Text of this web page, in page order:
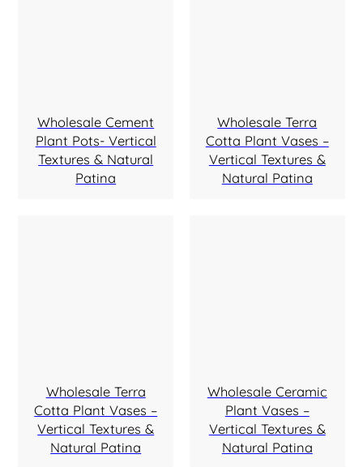
Wholesale Cement
Plant Pots- Vertical
Textures & Natural
Patina
Wholesale Terra
Cotta Plant Vases –
Vertical Textures &
Natural Patina
Wholesale Terra
Cotta Plant Vases –
Vertical Textures &
Natural Patina
Wholesale Ceramic
Plant Vases –
Vertical Textures &
Natural Patina